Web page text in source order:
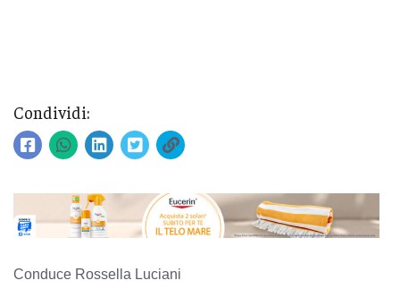
Condividi:
Conduce Rossella Luciani